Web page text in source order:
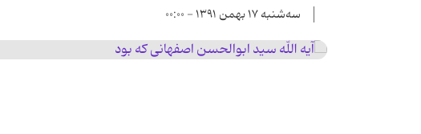
سه‌شنبه ۱۷ بهمن ۱۳۹۱ - ۰۰:۰۰